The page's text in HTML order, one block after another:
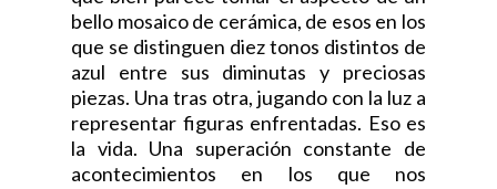
bello mosaico de cerámica, de esos en los
que se distinguen diez tonos distintos de
azul entre sus diminutas y preciosas
piezas. Una tras otra, jugando con la luz a
representar figuras enfrentadas. Eso es
la vida. Una superación constante de
acontecimientos en los que nos